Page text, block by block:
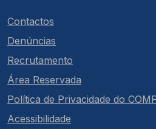
Contactos
Denúncias
Recrutamento
Área Reservada
Política de Privacidade do
Acessibilidade